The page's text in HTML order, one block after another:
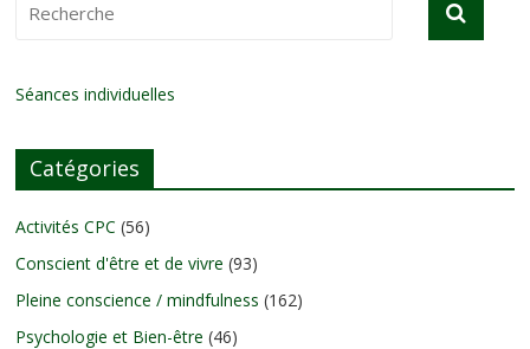
Séances individuelles
Catégories
Activités CPC (56)
Conscient d'être et de vivre (93)
Pleine conscience / mindfulness (162)
Psychologie et Bien-être (46)